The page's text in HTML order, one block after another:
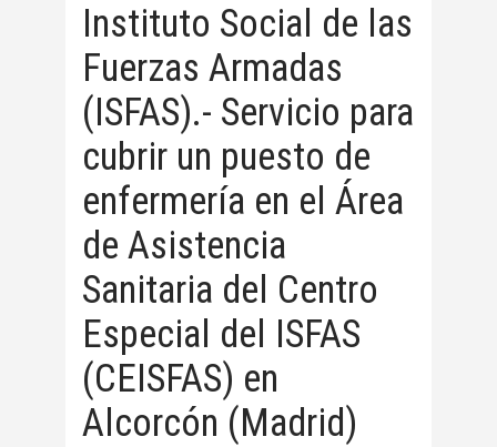
Instituto Social de las
Fuerzas Armadas
(ISFAS).- Servicio para
cubrir un puesto de
enfermería en el Área
de Asistencia
Sanitaria del Centro
Especial del ISFAS
(CEISFAS) en
Alcorcón (Madrid)